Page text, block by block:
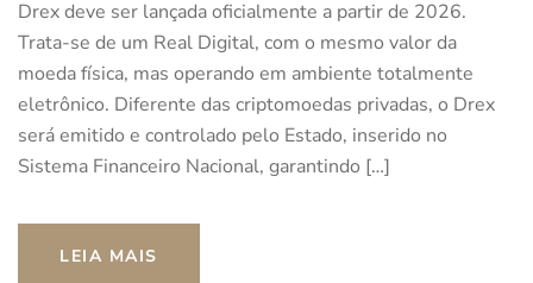
Drex deve ser lançada oficialmente a partir de 2026.
Trata-se de um Real Digital, com o mesmo valor da
moeda física, mas operando em ambiente totalmente
eletrônico. Diferente das criptomoedas privadas, o Drex
será emitido e controlado pelo Estado, inserido no
Sistema Financeiro Nacional, garantindo […]
LEIA MAIS